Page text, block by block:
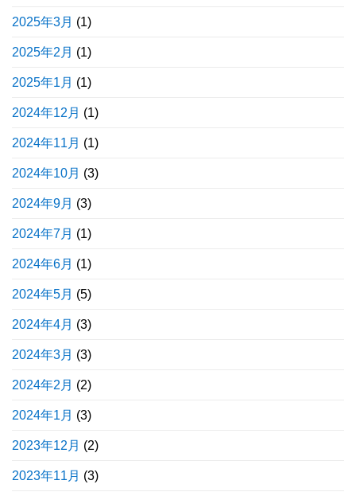
2025年3月 (1)
2025年2月 (1)
2025年1月 (1)
2024年12月 (1)
2024年11月 (1)
2024年10月 (3)
2024年9月 (3)
2024年7月 (1)
2024年6月 (1)
2024年5月 (5)
2024年4月 (3)
2024年3月 (3)
2024年2月 (2)
2024年1月 (3)
2023年12月 (2)
2023年11月 (3)